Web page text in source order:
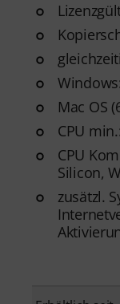
Mac OS
CPU
CPU
Silicon,
zusätzl.